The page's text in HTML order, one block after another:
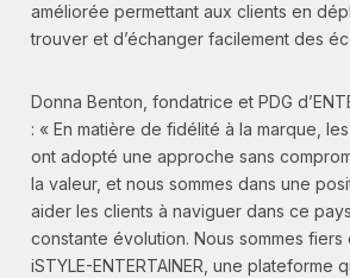
améliorée permettant aux clients en
trouver et d’échanger facilement des
Donna Benton, fondatrice et PDG
: « En matière de fidélité à la marque,
ont adopté une approche sans
la valeur, et nous sommes dans une
aider les clients à naviguer dans ce
constante évolution. Nous sommes
iSTYLE-ENTERTAINER, une plateforme